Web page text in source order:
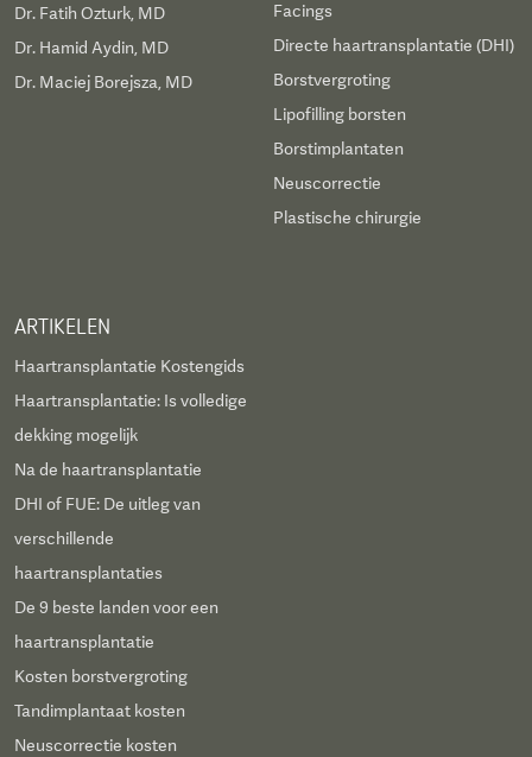
Dr. Fatih Ozturk, MD
Dr. Hamid Aydin, MD
Dr. Maciej Borejsza, MD
Facings
Directe haartransplantatie (DHI)
Borstvergroting
Lipofilling borsten
Borstimplantaten
Neuscorrectie
Plastische chirurgie
ARTIKELEN
Haartransplantatie Kostengids
Haartransplantatie: Is volledige
dekking mogelijk
Na de haartransplantatie
DHI of FUE: De uitleg van
verschillende
haartransplantaties
De 9 beste landen voor een
haartransplantatie
Kosten borstvergroting
Tandimplantaat kosten
Neuscorrectie kosten